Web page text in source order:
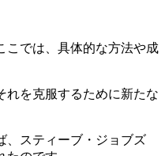
こでは、具体的な方法や成
れを克服するために新たな
、スティーブ・ジョブズ